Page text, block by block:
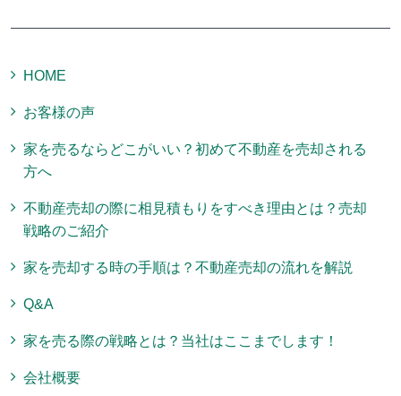
HOME
お客様の声
家を売るならどこがいい？初めて不動産を売却される
方へ
不動産売却の際に相見積もりをすべき理由とは？売却
戦略のご紹介
家を売却する時の手順は？不動産売却の流れを解説
Q&A
家を売る際の戦略とは？当社はここまでします！
会社概要